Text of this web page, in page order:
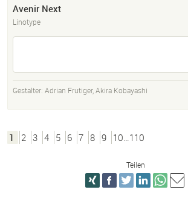
Avenir Next
Linotype
Gestalter: Adrian Frutiger,Akira Kobayashi
1 2 3 4 5 6 7 8 9 10…110
Teilen